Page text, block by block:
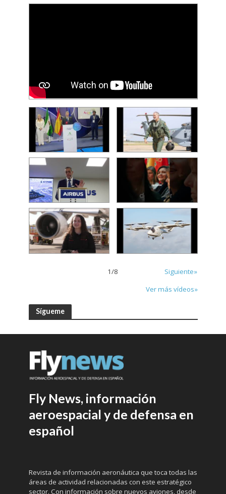
1/8
Siguiente»
Ver más vídeos»
Sígueme
Fly News, información
aeroespacial y de defensa en
español
Revista de información aeronáutica que toca todas las
áreas de actividad relacionadas con este estratégico
sector. Con información sobre nuevos aviones, desde